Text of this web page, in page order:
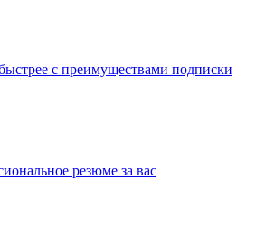
с преимуществами подписки
резюме за вас